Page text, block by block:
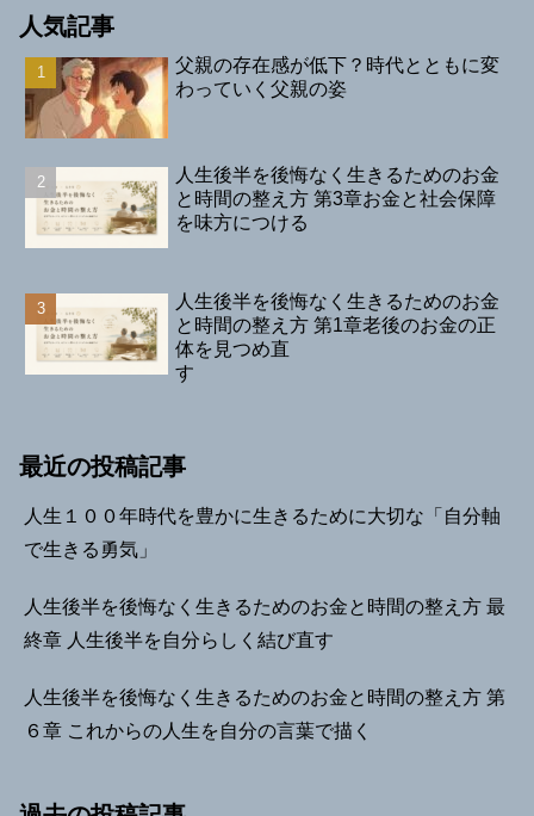
人気記事
父親の存在感が低下？時代とともに変
わっていく父親の姿
人生後半を後悔なく生きるためのお金
と時間の整え方 第3章お金と社会保障
を味方につける
人生後半を後悔なく生きるためのお金
と時間の整え方 第1章老後のお金の正
体を見つめ直
す
最近の投稿記事
人生１００年時代を豊かに生きるために大切な「自分軸
で生きる勇気」
人生後半を後悔なく生きるためのお金と時間の整え方 最
終章 人生後半を自分らしく結び直す
人生後半を後悔なく生きるためのお金と時間の整え方 第
６章 これからの人生を自分の言葉で描く